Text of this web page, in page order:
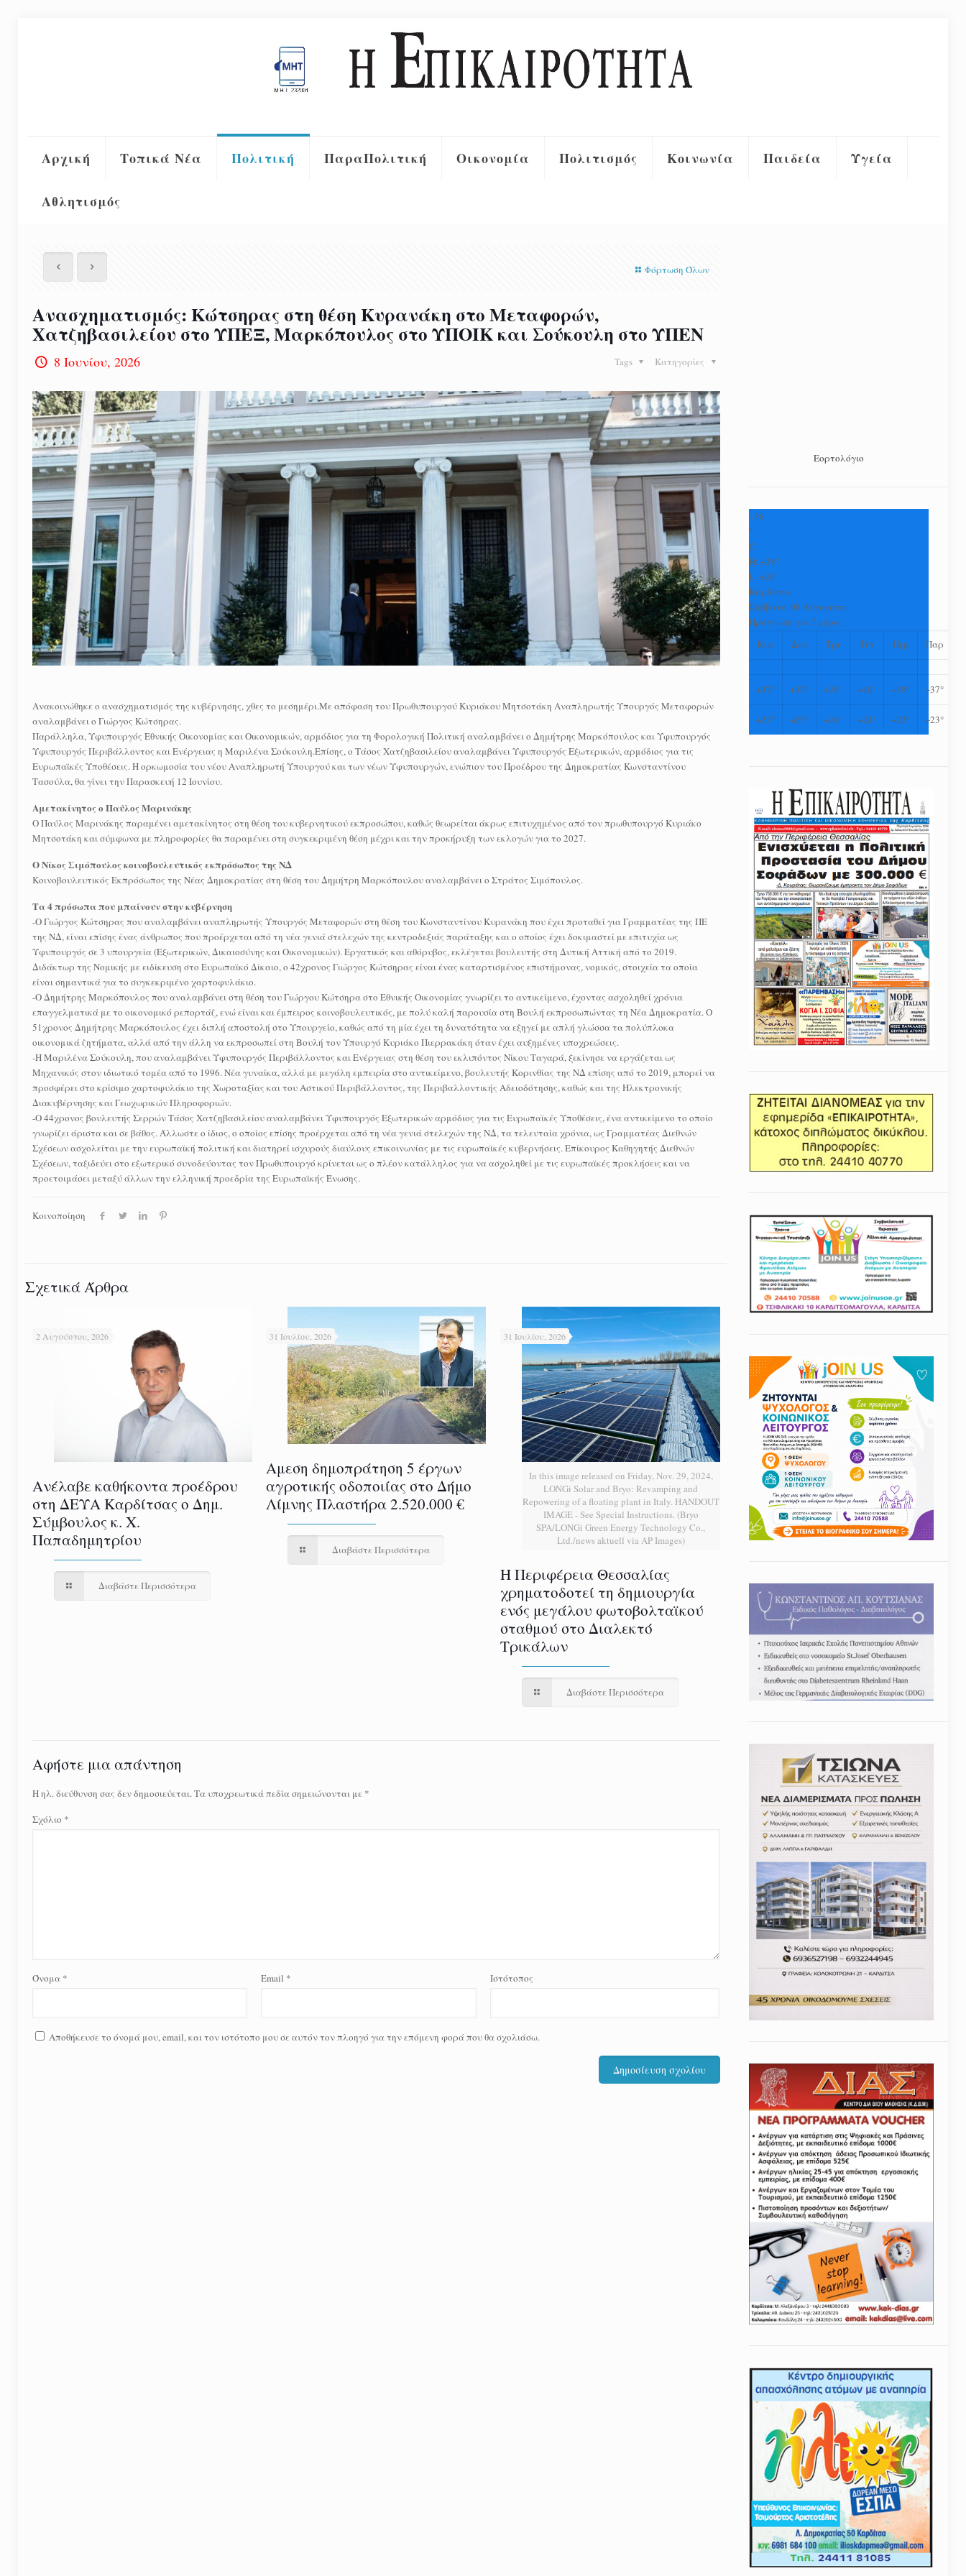
Αρχική Τοπικά Νέα Πολιτική ΠαραΠολιτική Οικονομία Πολιτισμός Κοινωνία Παιδεία Υγεία
Αθλητισμός
Φόρτωση Όλων
Ανασχηματισμός: Κώτσηρας στη θέση Κυρανάκη στο Μεταφορών,
Χατζηβασιλείου στο ΥΠΕΞ, Μαρκόπουλος στο ΥΠΟΙΚ και Σούκουλη στο ΥΠΕΝ
8 Ιουνίου, 2026 Κατηγορίες
Tags
Ανακοινώθηκε ο ανασχηματισμός της κυβέρνησης, χθες το μεσημέρι.Με απόφαση του Πρωθυπουργού Κυριάκου Μητσοτάκη Αναπληρωτής Υπουργός Μεταφορών
αναλαμβάνει ο Γιώργος Κώτσηρας.
Παράλληλα, Υφυπουργός Εθνικής Οικονομίας και Οικονομικών, αρμόδιος για τη Φορολογική Πολιτική αναλαμβάνει ο Δημήτρης Μαρκόπουλος και Υφυπουργός
Υφυπουργός Περιβάλλοντος και Ενέργειας η Μαριλένα Σούκουλη.Επίσης, ο Τάσος Χατζηβασιλείου αναλαμβάνει Υφυπουργός Εξωτερικών, αρμόδιος για τις
Ευρωπαϊκές Υποθέσεις. Η ορκωμοσία του νέου Αναπληρωτή Υπουργού και των νέων Υφυπουργών, ενώπιον του Προέδρου της Δημοκρατίας Κωνσταντίνου
Τασούλα, θα γίνει την Παρασκευή 12 Ιουνίου.
Αμετακίνητος ο Παύλος Μαρινάκης
Ο Παύλος Μαρινάκης παραμένει αμετακίνητος στη θέση του κυβερνητικού εκπροσώπου, καθώς θεωρείται άκρως επιτυχημένος από τον πρωθυπουργό Κυριάκο
Μητσοτάκη και σύμφωνα με πληροφορίες θα παραμένει στη συγκεκριμένη θέση μέχρι και την προκήρυξη των εκλογών για το 2027.
Ο Νίκος Σιμόπουλος κοινοβουλευτικός εκπρόσωπος της ΝΔ
Κοινοβουλευτικός Εκπρόσωπος της Νέας Δημοκρατίας στη θέση του Δημήτρη Μαρκόπουλου αναλαμβάνει ο Στράτος Σιμόπουλος.
Τα 4 πρόσωπα που μπαίνουν στην κυβέρνηση
-Ο Γιώργος Κώτσηρας που αναλαμβάνει αναπληρωτής Υπουργός Μεταφορών στη θέση του Κωνσταντίνου Κυρανάκη που έχει προταθεί για Γραμματέας της ΠΕ
της ΝΔ, είναι επίσης ένας άνθρωπος που προέρχεται από τη νέα γενιά στελεχών της κεντροδεξιάς παράταξης και ο οποίος έχει δοκιμαστεί με επιτυχία ως
Υφυπουργός σε 3 υπουργεία (Εξωτερικών, Δικαιοσύνης και Οικονομικών). Εργατικός και αθόρυβος, εκλέγεται βουλευτής στη Δυτική Αττική από το 2019.
Διδάκτωρ της Νομικής με ειδίκευση στο Ευρωπαϊκό Δίκαιο, ο 42χρονος Γιώργος Κώτσηρας είναι ένας καταρτισμένος επιστήμονας, νομικός, στοιχεία τα οποία
είναι σημαντικά για το συγκεκριμένο χαρτοφυλάκιο.
-Ο Δημήτρης Μαρκόπουλος που αναλαμβάνει στη θέση του Γιώργου Κώτσηρα στο Εθνικής Οικονομίας γνωρίζει το αντικείμενο, έχοντας ασχοληθεί χρόνια
επαγγελματικά με το οικονομικό ρεπορτάζ, ενώ είναι και έμπειρος κοινοβουλευτικός, με πολύ καλή παρουσία στη Βουλή εκπροσωπώντας τη Νέα Δημοκρατία. Ο
51χρονος Δημήτρης Μαρκόπουλος έχει διπλή αποστολή στο Υπουργείο, καθώς από τη μία έχει τη δυνατότητα να εξηγεί με απλή γλώσσα τα πολύπλοκα
οικονομικά ζητήματα, αλλά από την άλλη να εκπροσωπεί στη Βουλή τον Υπουργό Κυριάκο Πιερρακάκη όταν έχει αυξημένες υποχρεώσεις.
-Η Μαριλένα Σούκουλη, που αναλαμβάνει Υφυπουργός Περιβάλλοντος και Ενέργειας στη θέση του εκλιπόντος Νίκου Ταγαρά, ξεκίνησε να εργάζεται ως
Μηχανικός στον ιδιωτικό τομέα από το 1996. Νέα γυναίκα, αλλά με μεγάλη εμπειρία στο αντικείμενο, βουλευτής Κορινθίας της ΝΔ επίσης από το 2019, μπορεί να
προσφέρει στο κρίσιμο χαρτοφυλάκιο της Χωροταξίας και του Αστικού Περιβάλλοντος, της Περιβαλλοντικής Αδειοδότησης, καθώς και της Ηλεκτρονικής
Διακυβέρνησης και Γεωχωρικών Πληροφοριών.
-Ο 44χρονος βουλευτής Σερρών Τάσος Χατζηβασιλείου αναλαμβάνει Υφυπουργός Εξωτερικών αρμόδιος για τις Ευρωπαϊκές Υποθέσεις, ένα αντικείμενο το οποίο
γνωρίζει άριστα και σε βάθος. Άλλωστε ο ίδιος, ο οποίος επίσης προέρχεται από τη νέα γενιά στελεχών της ΝΔ, τα τελευταία χρόνια, ως Γραμματέας Διεθνών
Σχέσεων ασχολείται με την ευρωπαϊκή πολιτική και διατηρεί ισχυρούς διαύλους επικοινωνίας με τις ευρωπαϊκές κυβερνήσεις. Επίκουρος Καθηγητής Διεθνών
Σχέσεων, ταξιδεύει στο εξωτερικό συνοδεύοντας τον Πρωθυπουργό κρίνεται ως ο πλέον κατάλληλος για να ασχοληθεί με τις ευρωπαϊκές προκλήσεις και να
προετοιμάσει μεταξύ άλλων την ελληνική προεδρία της Ευρωπαϊκής Ένωσης.
Κοινοποίηση
Σχετικά Άρθρα
2 Αυγούστου, 2026
Ανέλαβε καθήκοντα προέδρου
στη ΔΕΥΑ Καρδίτσας ο Δημ.
Σύμβουλος κ. Χ.
Παπαδημητρίου
Διαβάστε Περισσότερα
31 Ιουλίου, 2026
Αμεση δημοπράτηση 5 έργων
αγροτικής οδοποιίας στο Δήμο
Λίμνης Πλαστήρα 2.520.000 €
Διαβάστε Περισσότερα
In this image released on Friday, Nov. 29, 2024,
LONGi Solar and Bryo: Revamping and
Repowering of a floating plant in Italy. HANDOUT
IMAGE - See Special Instructions. (Bryo
SPA/LONGi Green Energy Technology Co.,
Ltd./news aktuell via AP Images)
31 Ιουλίου, 2026
H Περιφέρεια Θεσσαλίας
χρηματοδοτεί τη δημιουργία
ενός μεγάλου φωτοβολταϊκού
σταθμού στο Διαλεκτό
Τρικάλων
Διαβάστε Περισσότερα
Αφήστε μια απάντηση
Η ηλ. διεύθυνση σας δεν δημοσιεύεται.Τα υποχρεωτικά πεδία σημειώνονται με *
Σχόλιο *
Όνομα * Email * Ιστότοπος
Αποθήκευσε το όνομά μου, email, και τον ιστότοπο μου σε αυτόν τον πλοηγό για την επόμενη φορά που θα σχολιάσω.
Εορτολόγιο
+36
°
C
H:+38°
L:+26°
Καρδίτσα
Σάββατο, 08 Αύγουστος
Πρόγνωση για 7 μέρες
Κυρ
Δευ Τρι Τετ Πεμ Παρ
+37° +37° +39° +40° +39° +37°
+27° +25° +24° +24° +23° +23°